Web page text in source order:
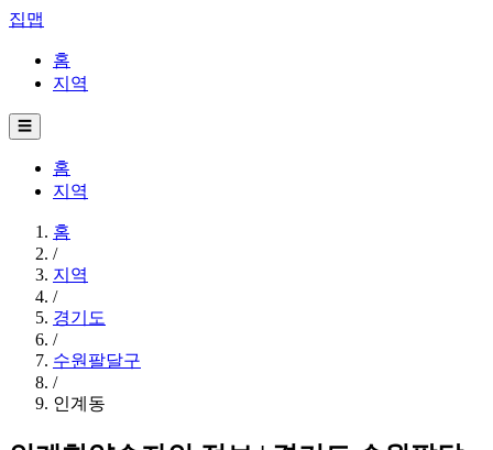
집맵
홈
지역
☰
홈
지역
홈
/
지역
/
경기도
/
수원팔달구
/
인계동